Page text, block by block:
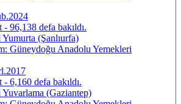
- 96,138 defa bakıldı.
(Şanlıurfa)
Güneydoğu Anadolu Yemekleri
- 6,160 defa bakıldı.
(Gaziantep)